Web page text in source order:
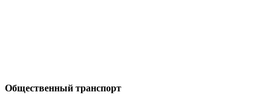
Общественный транспорт